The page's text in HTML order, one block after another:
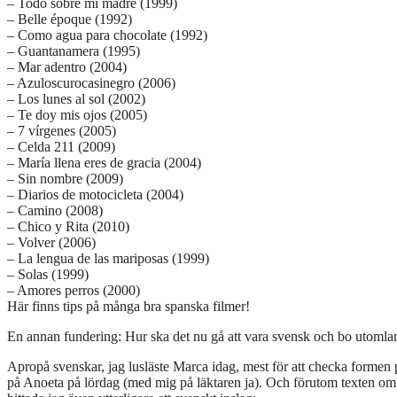
– Todo sobre mi madre (1999)
– Belle époque (1992)
– Como agua para chocolate (1992)
– Guantanamera (1995)
– Mar adentro (2004)
– Azuloscurocasinegro (2006)
– Los lunes al sol (2002)
– Te doy mis ojos (2005)
– 7 vírgenes (2005)
– Celda 211 (2009)
– María llena eres de gracia (2004)
– Sin nombre (2009)
– Diarios de motocicleta (2004)
– Camino (2008)
– Chico y Rita (2010)
– Volver (2006)
– La lengua de las mariposas (1999)
– Solas (1999)
– Amores perros (2000)
Här finns tips på många bra spanska filmer!
En annan fundering: Hur ska det nu gå att vara svensk och bo
Apropå svenskar, jag lusläste Marca idag, mest för att checka
på Anoeta på lördag (med mig på läktaren ja). Och förutom texten